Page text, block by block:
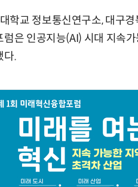
학교 정보통신연구소, 대구
은 인공지능(AI) 시대 지속
다.